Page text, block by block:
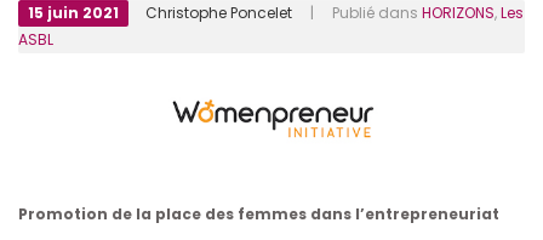
15 juin 2021 Christophe Poncelet | Publié dans HORIZONS,Les
ASBL
Promotion de la place des femmes dans l’entrepreneuriat